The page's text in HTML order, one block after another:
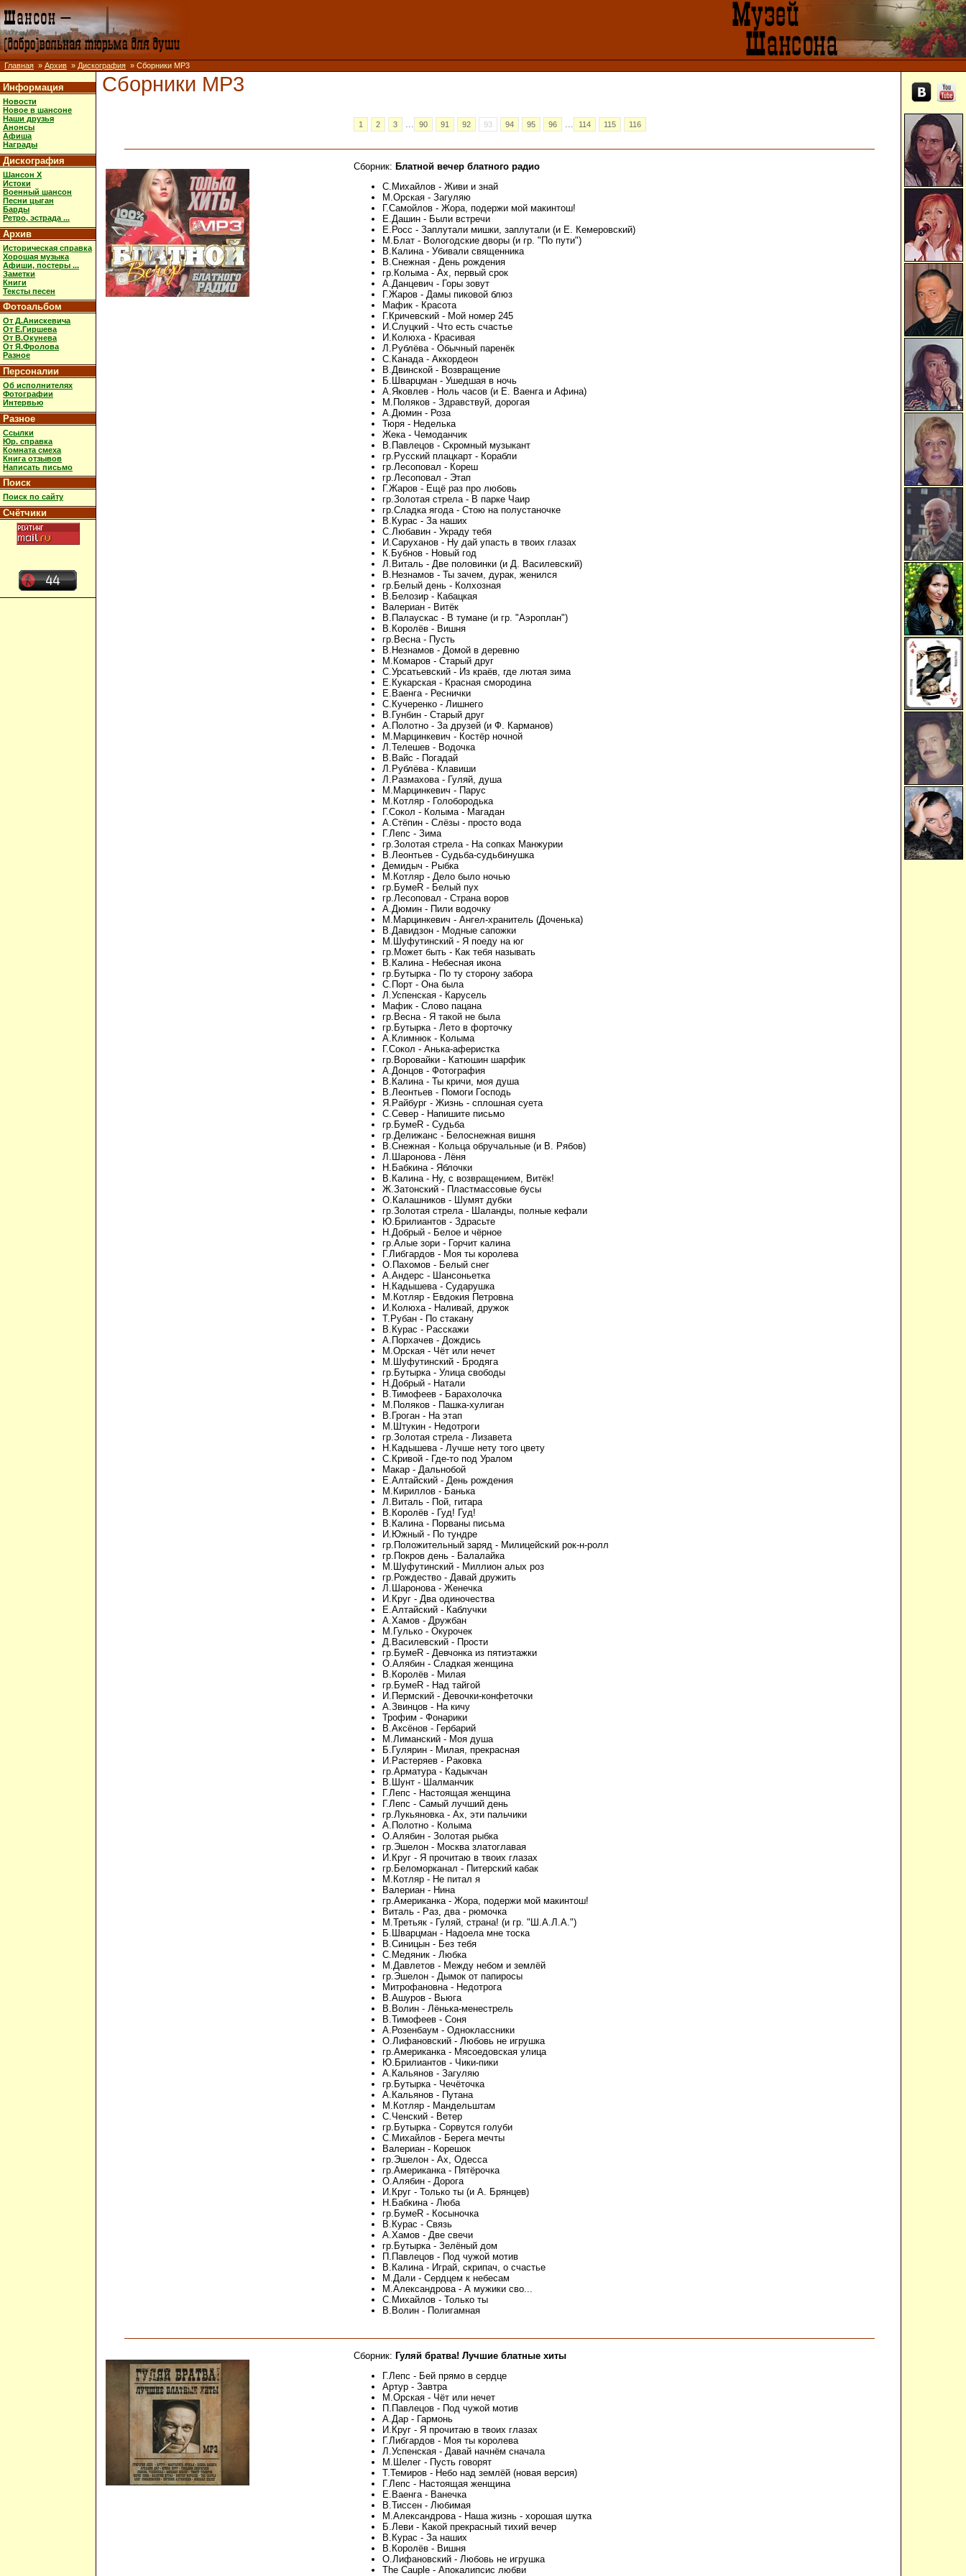
Главная » Архив » Дискография » Сборники MP3
Информация
Новости
Новое в шансоне
Наши друзья
Анонсы
Афиша
Награды
Дискография
Шансон X
Истоки
Военный шансон
Песни цыган
Барды
Ретро, эстрада ...
Архив
Историческая справка
Хорошая музыка
Афиши, постеры ...
Заметки
Книги
Тексты песен
Фотоальбом
От Д.Анискевича
От Е.Гиршева
От В.Окунева
От Я.Фролова
Разное
Персоналии
Об исполнителях
Фотографии
Интервью
Разное
Ссылки
Юр. справка
Комната смеха
Книга отзывов
Написать письмо
Поиск
Поиск по сайту
Счётчики
Сборники MP3
1 2 3 ... 90 91 92 93 94 95 96 ... 114 115 116
Сборник: Блатной вечер блатного радио
С.Михайлов - Живи и знай
М.Орская - Загуляю
Г.Самойлов - Жора, подержи мой макинтош!
Е.Дашин - Были встречи
Е.Росс - Заплутали мишки, заплутали (и Е. Кемеровский)
М.Блат - Вологодские дворы (и гр. "По пути")
В.Калина - Убивали священника
В.Снежная - День рождения
гр.Колыма - Ах, первый срок
А.Данцевич - Горы зовут
Г.Жаров - Дамы пиковой блюз
Мафик - Красота
Г.Кричевский - Мой номер 245
И.Слуцкий - Что есть счастье
И.Колюха - Красивая
Л.Рублёва - Обычный паренёк
С.Канада - Аккордеон
В.Двинской - Возвращение
Б.Шварцман - Ушедшая в ночь
А.Яковлев - Ноль часов (и Е. Ваенга и Афина)
М.Поляков - Здравствуй, дорогая
А.Дюмин - Роза
Тюря - Неделька
Жека - Чемоданчик
В.Павлецов - Скромный музыкант
гр.Русский плацкарт - Корабли
гр.Лесоповал - Кореш
гр.Лесоповал - Этап
Г.Жаров - Ещё раз про любовь
гр.Золотая стрела - В парке Чаир
гр.Сладка ягода - Стою на полустаночке
В.Курас - За наших
С.Любавин - Украду тебя
И.Саруханов - Ну дай упасть в твоих глазах
К.Бубнов - Новый год
Л.Виталь - Две половинки (и Д. Василевский)
В.Незнамов - Ты зачем, дурак, женился
гр.Белый день - Колхозная
В.Белозир - Кабацкая
Валериан - Витёк
В.Палаускас - В тумане (и гр. "Аэроплан")
В.Королёв - Вишня
гр.Весна - Пусть
В.Незнамов - Домой в деревню
М.Комаров - Старый друг
С.Урсатьевский - Из краёв, где лютая зима
Е.Кукарская - Красная смородина
Е.Ваенга - Реснички
С.Кучеренко - Лишнего
В.Гунбин - Старый друг
А.Полотно - За друзей (и Ф. Карманов)
М.Марцинкевич - Костёр ночной
Л.Телешев - Водочка
В.Вайс - Погадай
Л.Рублёва - Клавиши
Л.Размахова - Гуляй, душа
М.Марцинкевич - Парус
М.Котляр - Голобородька
Г.Сокол - Колыма - Магадан
А.Стёпин - Слёзы - просто вода
Г.Лепс - Зима
гр.Золотая стрела - На сопках Манжурии
В.Леонтьев - Судьба-судьбинушка
Демидыч - Рыбка
М.Котляр - Дело было ночью
гр.БумеR - Белый пух
гр.Лесоповал - Страна воров
А.Дюмин - Пили водочку
М.Марцинкевич - Ангел-хранитель (Доченька)
В.Давидзон - Модные сапожки
М.Шуфутинский - Я поеду на юг
гр.Может быть - Как тебя называть
В.Калина - Небесная икона
гр.Бутырка - По ту сторону забора
С.Порт - Она была
Л.Успенская - Карусель
Мафик - Слово пацана
гр.Весна - Я такой не была
гр.Бутырка - Лето в форточку
А.Климнюк - Колыма
Г.Сокол - Анька-аферистка
гр.Воровайки - Катюшин шарфик
А.Донцов - Фотография
В.Калина - Ты кричи, моя душа
В.Леонтьев - Помоги Господь
Я.Райбург - Жизнь - сплошная суета
С.Север - Напишите письмо
гр.БумеR - Судьба
гр.Делижанс - Белоснежная вишня
В.Снежная - Кольца обручальные (и В. Рябов)
Л.Шаронова - Лёня
Н.Бабкина - Яблочки
В.Калина - Ну, с возвращением, Витёк!
Ж.Затонский - Пластмассовые бусы
О.Калашников - Шумят дубки
гр.Золотая стрела - Шаланды, полные кефали
Ю.Брилиантов - Здрасьте
Н.Добрый - Белое и чёрное
гр.Алые зори - Горчит калина
Г.Либгардов - Моя ты королева
О.Пахомов - Белый снег
А.Андерс - Шансоньетка
Н.Кадышева - Сударушка
М.Котляр - Евдокия Петровна
И.Колюха - Наливай, дружок
Т.Рубан - По стакану
В.Курас - Расскажи
А.Порхачев - Дождись
М.Орская - Чёт или нечет
М.Шуфутинский - Бродяга
гр.Бутырка - Улица свободы
Н.Добрый - Натали
В.Тимофеев - Барахолочка
М.Поляков - Пашка-хулиган
В.Гроган - На этап
М.Штукин - Недотроги
гр.Золотая стрела - Лизавета
Н.Кадышева - Лучше нету того цвету
С.Кривой - Где-то под Уралом
Макар - Дальнобой
Е.Алтайский - День рождения
М.Кириллов - Банька
Л.Виталь - Пой, гитара
В.Королёв - Гуд! Гуд!
В.Калина - Порваны письма
И.Южный - По тундре
гр.Положительный заряд - Милицейский рок-н-ролл
гр.Покров день - Балалайка
М.Шуфутинский - Миллион алых роз
гр.Рождество - Давай дружить
Л.Шаронова - Женечка
И.Круг - Два одиночества
Е.Алтайский - Каблучки
А.Хамов - Дружбан
М.Гулько - Окурочек
Д.Василевский - Прости
гр.БумеR - Девчонка из пятиэтажки
О.Алябин - Сладкая женщина
В.Королёв - Милая
гр.БумеR - Над тайгой
И.Пермский - Девочки-конфеточки
А.Звинцов - На кичу
Трофим - Фонарики
В.Аксёнов - Гербарий
М.Лиманский - Моя душа
Б.Гулярин - Милая, прекрасная
И.Растеряев - Раковка
гр.Арматура - Кадыкчан
В.Шунт - Шалманчик
Г.Лепс - Настоящая женщина
Г.Лепс - Самый лучший день
гр.Лукьяновка - Ах, эти пальчики
А.Полотно - Колыма
О.Алябин - Золотая рыбка
гр.Эшелон - Москва златоглавая
И.Круг - Я прочитаю в твоих глазах
гр.Беломорканал - Питерский кабак
М.Котляр - Не питал я
Валериан - Нина
гр.Американка - Жора, подержи мой макинтош!
Виталь - Раз, два - рюмочка
М.Третьяк - Гуляй, страна! (и гр. "Ш.А.Л.А.")
Б.Шварцман - Надоела мне тоска
В.Синицын - Без тебя
С.Медяник - Любка
М.Давлетов - Между небом и землёй
гр.Эшелон - Дымок от папиросы
Митрофановна - Недотрога
В.Ашуров - Вьюга
В.Волин - Лёнька-менестрель
В.Тимофеев - Соня
А.Розенбаум - Одноклассники
О.Лифановский - Любовь не игрушка
гр.Американка - Мясоедовская улица
Ю.Брилиантов - Чики-пики
А.Кальянов - Загуляю
гр.Бутырка - Чечёточка
А.Кальянов - Путана
М.Котляр - Мандельштам
С.Ченский - Ветер
гр.Бутырка - Сорвутся голуби
С.Михайлов - Берега мечты
Валериан - Корешок
гр.Эшелон - Ах, Одесса
гр.Американка - Пятёрочка
О.Алябин - Дорога
И.Круг - Только ты (и А. Брянцев)
Н.Бабкина - Люба
гр.БумеR - Косыночка
В.Курас - Связь
А.Хамов - Две свечи
гр.Бутырка - Зелёный дом
П.Павлецов - Под чужой мотив
В.Калина - Играй, скрипач, о счастье
М.Дали - Сердцем к небесам
М.Александрова - А мужики сво...
С.Михайлов - Только ты
В.Волин - Полигамная
Сборник: Гуляй братва! Лучшие блатные хиты
Г.Лепс - Бей прямо в сердце
Артур - Завтра
М.Орская - Чёт или нечет
П.Павлецов - Под чужой мотив
А.Дар - Гармонь
И.Круг - Я прочитаю в твоих глазах
Г.Либгардов - Моя ты королева
Л.Успенская - Давай начнём сначала
М.Шелег - Пусть говорят
Т.Темиров - Небо над землёй (новая версия)
Г.Лепс - Настоящая женщина
Е.Ваенга - Ванечка
В.Тиссен - Любимая
М.Александрова - Наша жизнь - хорошая шутка
Б.Леви - Какой прекрасный тихий вечер
В.Курас - За наших
В.Королёв - Вишня
О.Лифановский - Любовь не игрушка
The Cauple - Апокалипсис любви